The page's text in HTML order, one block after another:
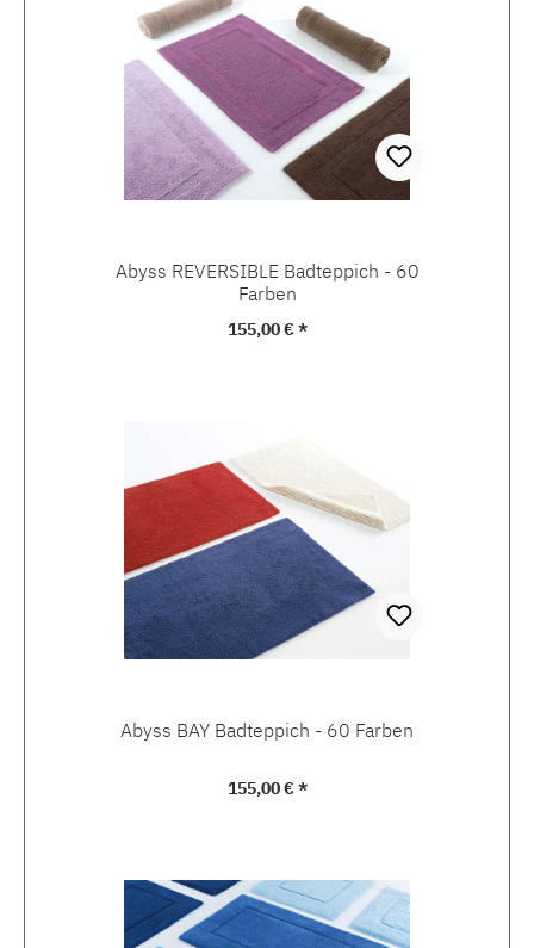
Abyss REVERSIBLE Badteppich - 60
Farben
Regulärer Preis:
155,00 € *
Abyss BAY Badteppich - 60 Farben
Regulärer Preis:
155,00 € *